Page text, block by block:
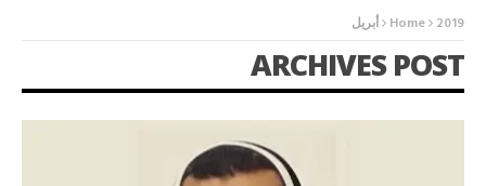
Home 2019 أبريل
ARCHIVES POST